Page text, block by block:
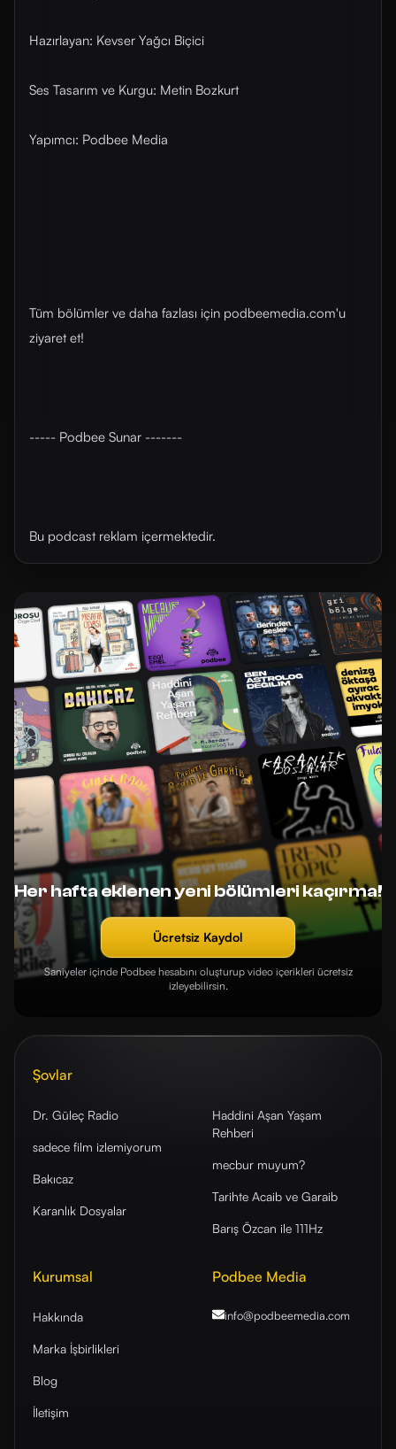
Hazırlayan: Kevser Yağcı Biçici
Ses Tasarım ve Kurgu: Metin Bozkurt
Yapımcı: Podbee Media
Tüm bölümler ve daha fazlası için ⁠⁠podbeemedia.com⁠⁠'u
ziyaret et!
----- Podbee Sunar -------
Bu podcast reklam içermektedir.
Her hafta eklenen yeni bölümleri kaçırma!
Ücretsiz Kaydol
Saniyeler içinde Podbee hesabını oluşturup video içerikleri ücretsiz
izleyebilirsin.
Şovlar
Dr. Güleç Radio
sadece film izlemiyorum
Bakıcaz
Karanlık Dosyalar
Haddini Aşan Yaşam
Rehberi
mecbur muyum?
Tarihte Acaib ve Garaib
Barış Özcan ile 111Hz
Kurumsal
Hakkında
Marka İşbirlikleri
Blog
İletişim
Podbee Media
info@podbeemedia.com